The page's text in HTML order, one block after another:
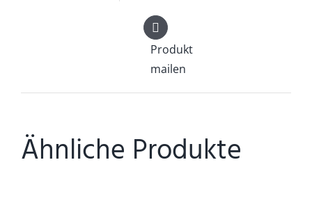
Produkt
mailen
Ähnliche Produkte